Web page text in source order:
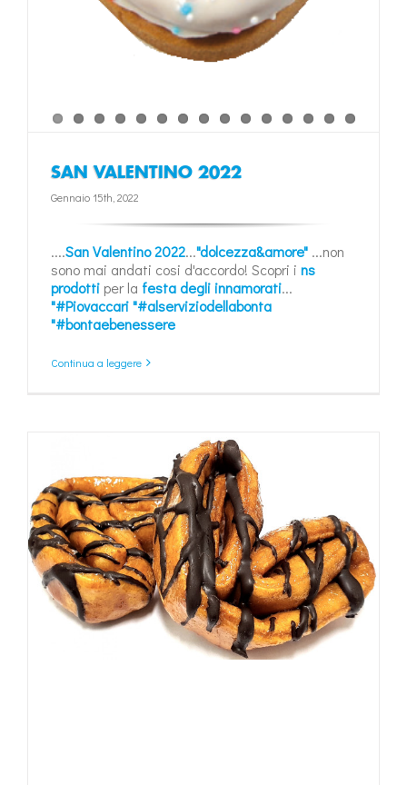
SAN VALENTINO 2022
Gennaio 15th, 2022
....San Valentino 2022..."dolcezza&amore" ...non
sono mai andati cosi d'accordo! Scopri i ns
prodotti per la festa degli innamorati...
"#Piovaccari"#alserviziodellabonta
"#bontaebenessere
Continua a leggere